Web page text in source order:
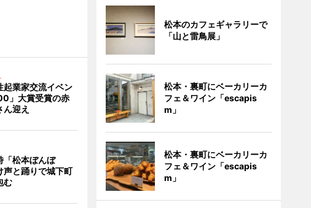
起業家交流イベン
」大賞受賞の赤
ん迎え
「松本ぼんぼ
と踊りで城下町
む
松本のカフェギャラリーで
「山と雷鳥展」
松本・裏町にベーカリーカ
フェ＆ワイン「escapis
m」
松本・裏町にベーカリーカ
フェ＆ワイン「escapis
m」